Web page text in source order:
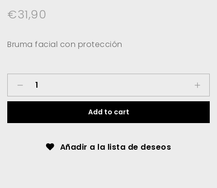
€31,90
Bruma facial con protección
Antiaging
facial
mist
quantity
Add to cart
Añadir a la lista de deseos